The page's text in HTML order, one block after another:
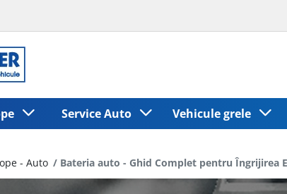
Service Auto Vehicule grele
- Auto Bateria auto - Ghid Complet pentru Îngrijirea